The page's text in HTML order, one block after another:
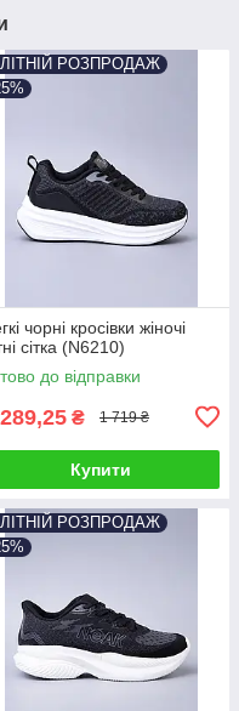
РОЗПРОДАЖ
чорні кросівки жіночі
сітка (N6210)
до відправки
₴ 1 719 ₴
Купити
РОЗПРОДАЖ